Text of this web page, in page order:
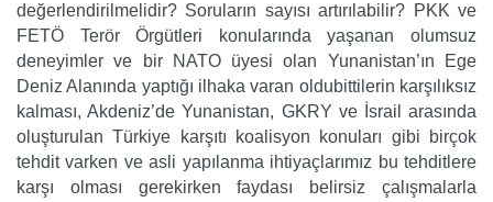
değerlendirilmelidir? Soruların sayısı artırılabilir? PKK ve
FETÖ Terör Örgütleri konularında yaşanan olumsuz
deneyimler ve bir NATO üyesi olan Yunanistan’ın Ege
Deniz Alanında yaptığı ilhaka varan oldubittilerin karşılıksız
kalması, Akdeniz’de Yunanistan, GKRY ve İsrail arasında
oluşturulan Türkiye karşıtı koalisyon konuları gibi birçok
tehdit varken ve asli yapılanma ihtiyaçlarımız bu tehditlere
karşı olması gerekirken faydası belirsiz çalışmalarla